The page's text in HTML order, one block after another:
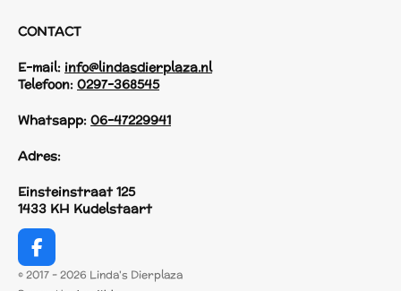
CONTACT
E-mail: info@lindasdierplaza.nl
Telefoon: 0297-368545
Whatsapp: 06-47229941
Adres:
Einsteinstraat 125
1433 KH Kudelstaart
F
a
© 2017 - 2026 Linda's Dierplaza